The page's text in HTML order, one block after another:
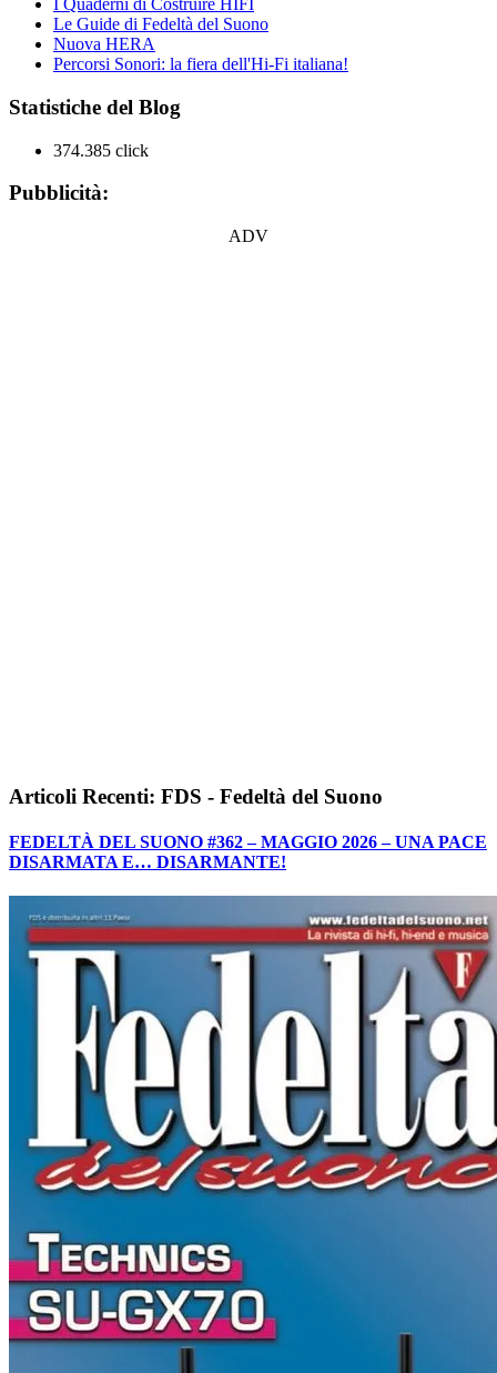
I Quaderni di Costruire HIFI
Le Guide di Fedeltà del Suono
Nuova HERA
Percorsi Sonori: la fiera dell'Hi-Fi italiana!
Statistiche del Blog
374.385 click
Pubblicità:
ADV
Articoli Recenti: FDS - Fedeltà del Suono
FEDELTÀ DEL SUONO #362 – MAGGIO 2026 – UNA PACE
DISARMATA E… DISARMANTE!